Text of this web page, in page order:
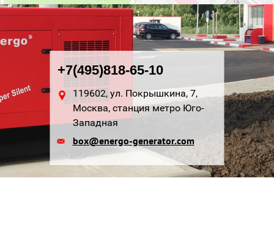
+7(495)818-65-10
119602, ул. Покрышкина, 7,
Москва, станция метро Юго-
Западная
box@energo-generator.com